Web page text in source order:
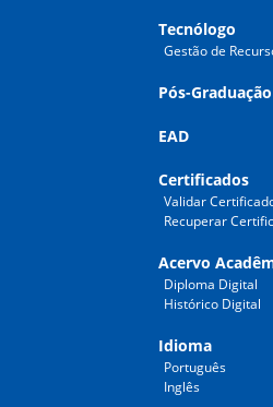
Tecnólogo
Gestão de
Pós-Graduação
EAD
Certificados
Validar
Recuperar
Acervo
Diploma Digital
Histórico Digital
Idioma
Português
Inglês